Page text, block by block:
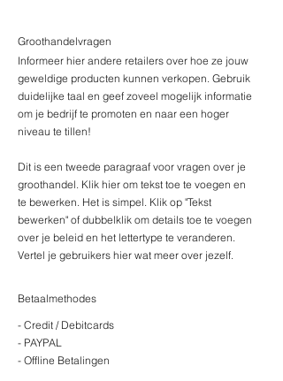
Groothandelvragen
Informeer hier andere retailers over hoe ze jouw
geweldige producten kunnen verkopen. Gebruik
duidelijke taal en geef zoveel mogelijk informatie
om je bedrijf te promoten en naar een hoger
niveau te tillen!
Dit is een tweede paragraaf voor vragen over je
groothandel. Klik hier om tekst toe te voegen en
te bewerken. Het is simpel. Klik op "Tekst
bewerken" of dubbelklik om details toe te voegen
over je beleid en het lettertype te veranderen.
Vertel je gebruikers hier wat meer over jezelf.
Betaalmethodes
- Credit / Debitcards
- PAYPAL
- Offline Betalingen